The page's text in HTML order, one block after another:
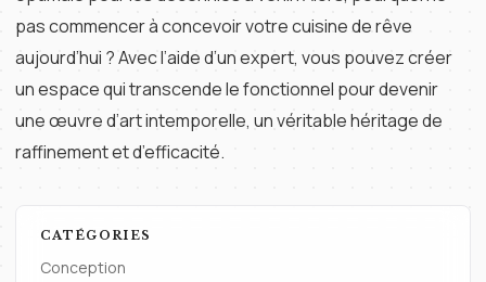
pas commencer à concevoir votre cuisine de rêve
aujourd’hui ? Avec l’aide d’un expert, vous pouvez créer
un espace qui transcende le fonctionnel pour devenir
une œuvre d’art intemporelle, un véritable héritage de
raffinement et d’efficacité.
CATÉGORIES
Conception